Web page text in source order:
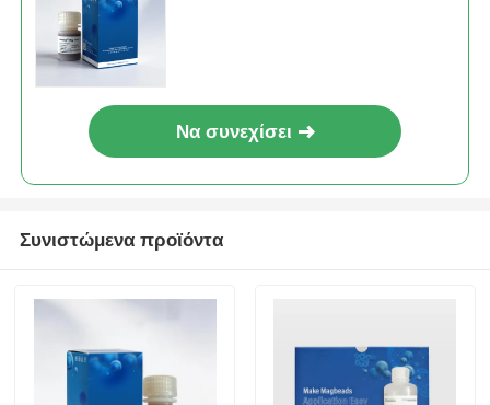
Να συνεχίσει
Συνιστώμενα προϊόντα